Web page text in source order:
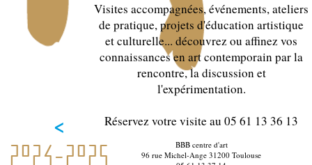
Visites accompagnées, événements, ateliers
de pratique, projets d'éducation artistique
et culturelle... découvrez ou affinez vos
connaissances en art contemporain par la
rencontre, la discussion et
l'expérimentation.
Réservez votre visite au 05 61 13 36 13
BBB centre d'art
96 rue Michel-Ange 31200 Toulouse
<
2024-2025